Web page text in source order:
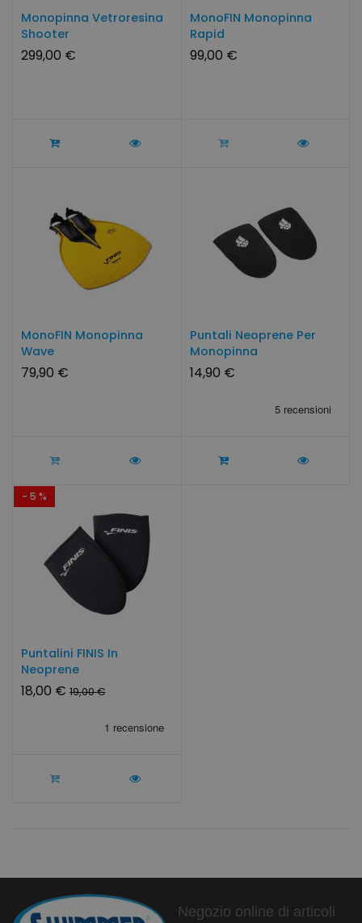
Monopinna Vetroresina
Shooter
299,00 €
MonoFIN Monopinna
Rapid
99,00 €
MonoFIN Monopinna
Wave
79,90 €
Puntali Neoprene Per
Monopinna
14,90 €
- 5 %
Puntalini FINIS In
Neoprene
18,00 € 19,00 €
Negozio online di articoli